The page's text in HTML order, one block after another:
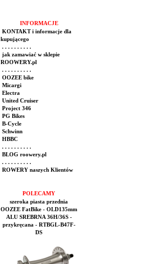
INFORMACJE
KONTAKT i informacje dla
kupującego
. . . . . . . . . .
jak zamawiać w sklepie
ROOWERY.pl
. . . . . . . . . .
OOZEE bike
Micargi
Electra
United Cruiser
Project 346
PG Bikes
B-Cycle
Schwinn
HBBC
. . . . . . . . . .
BLOG roowery.pl
. . . . . . . . . .
ROWERY naszych Klientów
POLECAMY
szeroka piasta przednia
OOZEE FatBike - OLD135mm
ALU SREBRNA 36H/36S -
przykręcana - RTBGL-B47F-
DS